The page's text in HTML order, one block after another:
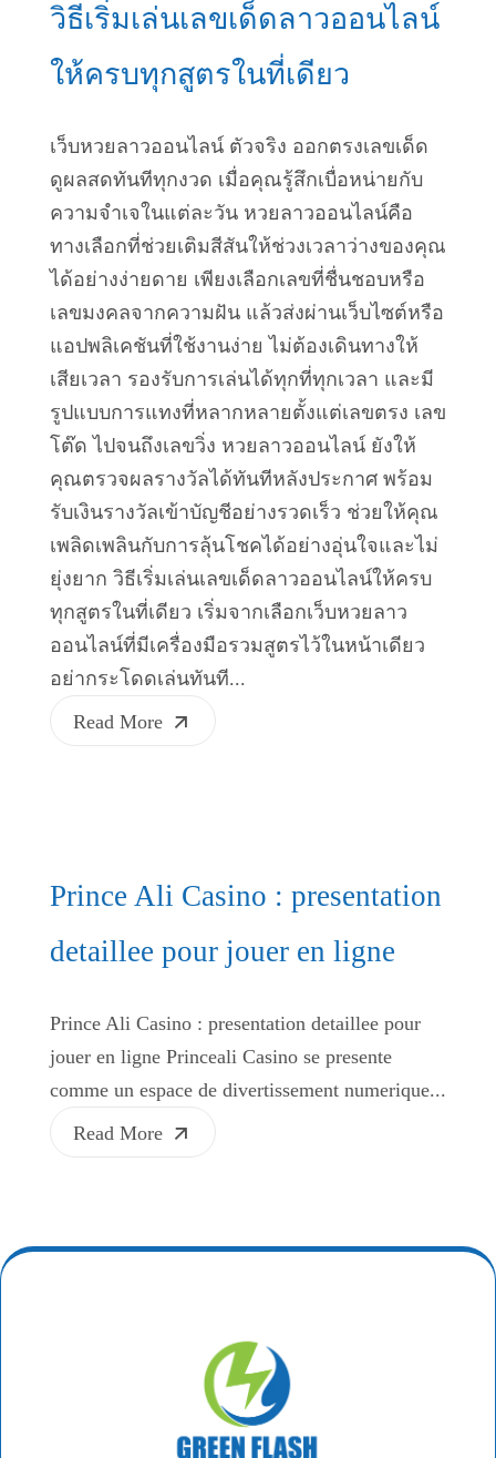
วิธีเริ่มเล่นเลขเด็ดลาวออนไลน์
ให้ครบทุกสูตรในที่เดียว
เว็บหวยลาวออนไลน์ ตัวจริง ออกตรงเลขเด็ด
ดูผลสดทันทีทุกงวด เมื่อคุณรู้สึกเบื่อหน่ายกับ
ความจำเจในแต่ละวัน หวยลาวออนไลน์คือ
ทางเลือกที่ช่วยเติมสีสันให้ช่วงเวลาว่างของคุณ
ได้อย่างง่ายดาย เพียงเลือกเลขที่ชื่นชอบหรือ
เลขมงคลจากความฝัน แล้วส่งผ่านเว็บไซต์หรือ
แอปพลิเคชันที่ใช้งานง่าย ไม่ต้องเดินทางให้
เสียเวลา รองรับการเล่นได้ทุกที่ทุกเวลา และมี
รูปแบบการแทงที่หลากหลายตั้งแต่เลขตรง เลข
โต๊ด ไปจนถึงเลขวิ่ง หวยลาวออนไลน์ ยังให้
คุณตรวจผลรางวัลได้ทันทีหลังประกาศ พร้อม
รับเงินรางวัลเข้าบัญชีอย่างรวดเร็ว ช่วยให้คุณ
เพลิดเพลินกับการลุ้นโชคได้อย่างอุ่นใจและไม่
ยุ่งยาก วิธีเริ่มเล่นเลขเด็ดลาวออนไลน์ให้ครบ
ทุกสูตรในที่เดียว เริ่มจากเลือกเว็บหวยลาว
ออนไลน์ที่มีเครื่องมือรวมสูตรไว้ในหน้าเดียว
อย่ากระโดดเล่นทันที...
Read More
Prince Ali Casino : presentation
detaillee pour jouer en ligne
Prince Ali Casino : presentation detaillee pour
jouer en ligne Princeali Casino se presente
comme un espace de divertissement numerique...
Read More